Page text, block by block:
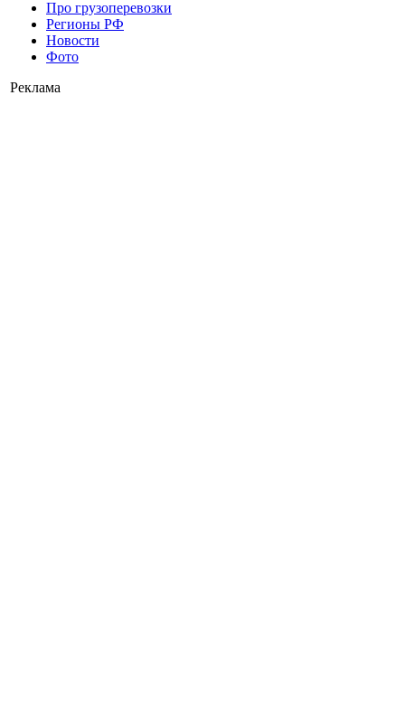
Про грузоперевозки
Регионы РФ
Новости
Фото
Реклама